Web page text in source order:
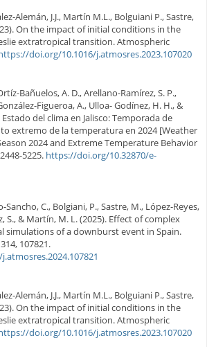
Alemán, J.J., Martín M.L., Bolguiani P., Sastre,
On the impact of initial conditions in the
extratropical transition. Atmospheric
doi.org/10.1016/j.atmosres.2023.107020
Bañuelos, A. D., Arellano-Ramírez, S. P.,
Figueroa, A., Ulloa- Godínez, H. H., &
Estado del clima en Jalisco: Temporada de
extremo de la temperatura en 2024 [Weather
2024 and Extreme Temperature Behavior
5225. https://doi.org/10.32870/e-
Sancho, C., Bolgiani, P., Sastre, M., López-Reyes,
S., & Martín, M. L. (2025). Effect of complex
simulations of a downburst event in Spain.
107821.
Alemán, J.J., Martín M.L., Bolguiani P., Sastre,
On the impact of initial conditions in the
extratropical transition. Atmospheric
doi.org/10.1016/j.atmosres.2023.107020